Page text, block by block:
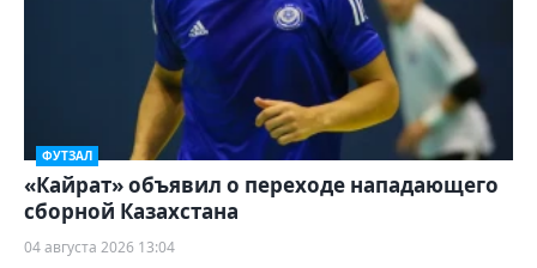
ФУТЗАЛ
«Кайрат» объявил о переходе нападающего
сборной Казахстана
04 августа 2026 13:04